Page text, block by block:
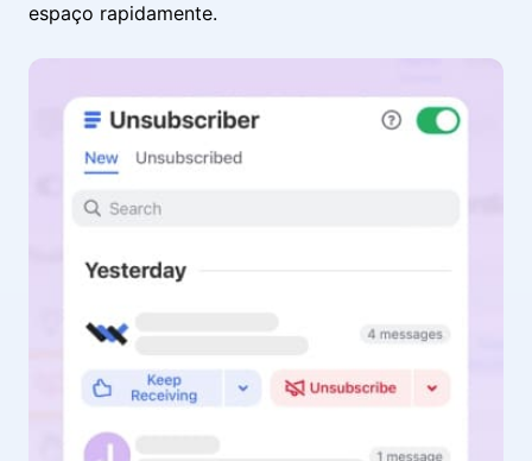
espaço rapidamente.